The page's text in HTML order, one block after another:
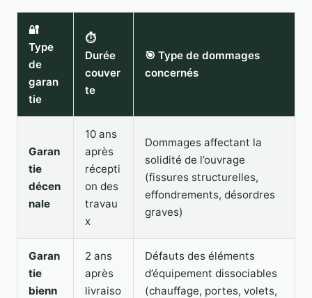
🔐
Type
de
garan
tie
⏱️
Durée
couver
te
🎯 Type de dommages
concernés
Garan
tie
décen
nale
10 ans
après
récepti
on des
travau
x
Dommages affectant la
solidité de l’ouvrage
(fissures structurelles,
effondrements, désordres
graves)
Garan
tie
bienn
2 ans
après
livraiso
Défauts des éléments
d’équipement dissociables
(chauffage, portes, volets,